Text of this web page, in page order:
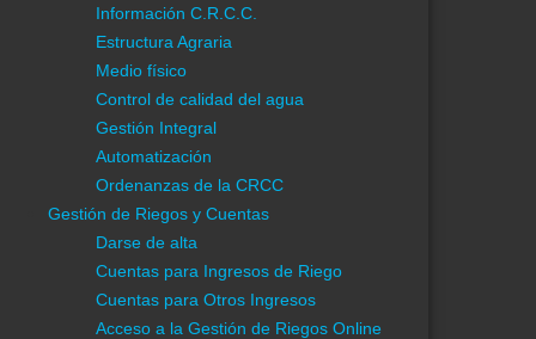
Información C.R.C.C.
Estructura Agraria
Medio físico
Control de calidad del agua
Gestión Integral
Automatización
Ordenanzas de la CRCC
Gestión de Riegos y Cuentas
Darse de alta
Cuentas para Ingresos de Riego
Cuentas para Otros Ingresos
Acceso a la Gestión de Riegos Online
Control de calidad del agua
Gestión Integral
Automatización
Ordenanzas de la CRCC
Gestión de Riegos y Cuentas
Darse de alta
Cuentas para Ingresos de Riego
Cuentas para Otros Ingresos
Acceso a la Gestión de Riegos Online
Impresos y Solicitudes
Requisitos para solicitud de Informes o Autorización de Obras
Cartografía